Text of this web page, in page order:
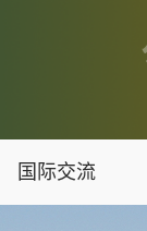
国际交流